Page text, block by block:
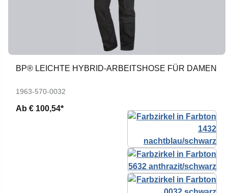
BP® LEICHTE HYBRID-ARBEITSHOSE FÜR DAMEN
1963-570-0032
Ab € 100,54*